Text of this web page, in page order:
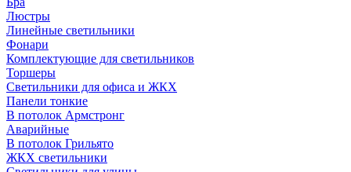
Люстры
Линейные светильники
Фонари
Комплектующие для светильников
Торшеры
Светильники для офиса и ЖКХ
Панели тонкие
В потолок Армстронг
Аварийные
В потолок Грильято
ЖКХ светильники